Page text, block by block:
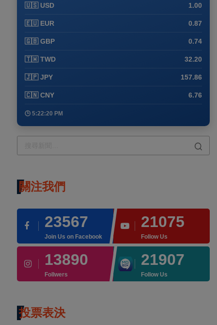
🇺🇸 USD 1.00
🇪🇺 EUR 0.87
🇬🇧 GBP 0.74
🇹🇼 TWD 32.20
🇯🇵 JPY 157.86
🇨🇳 CNY 6.76
🕒 5:22:20 PM
關注我們
23567
Join Us on Facebook
21075
Follow Us
13890
Follwers
21907
Follow Us
投票表決